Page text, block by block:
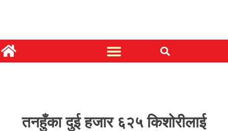
तनहुँका दुई हजार ६२५ किशोरीलाई